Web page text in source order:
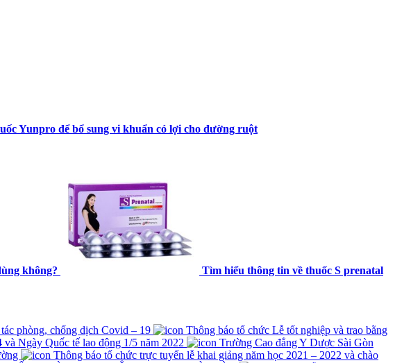
Yunpro để bổ sung vi khuẩn có lợi cho đường ruột
không?
Tìm hiểu thông tin về thuốc S prenatal
phòng, chống dịch Covid – 19
Thông báo tổ chức Lễ tốt nghiệp và trao bằng
Ngày Quốc tế lao động 1/5 năm 2022
Trường Cao đẳng Y Dược Sài Gòn
Thông báo tổ chức trực tuyến lễ khai giảng năm học 2021 – 2022 và chào